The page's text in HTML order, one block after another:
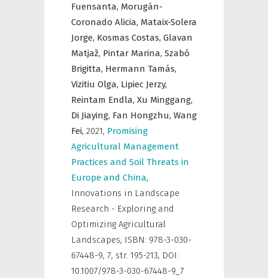
Fuensanta, Morugán-
Coronado Alicia, Mataix-Solera
Jorge, Kosmas Costas, Glavan
Matjaž, Pintar Marina, Szabó
Brigitta, Hermann Tamás,
Vizitiu Olga, Lipiec Jerzy,
Reintam Endla, Xu Minggang,
Di Jiaying, Fan Hongzhu, Wang
Fei, 2021, Promising
Agricultural Management
Practices and Soil Threats in
Europe and China,
Innovations in Landscape
Research - Exploring and
Optimizing Agricultural
Landscapes, ISBN: 978-3-030-
67448-9, 7, str. 195-213, DOI:
10.1007/978-3-030-67448-9_7